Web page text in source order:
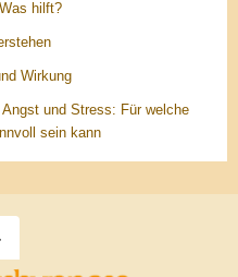
hilft?
Wirkung
und Stress: Für welche
sein kann